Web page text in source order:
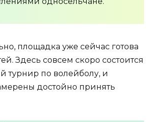
площадка уже сейчас готова
Здесь совсем скоро состоится
турнир по волейболу, и
достойно принять